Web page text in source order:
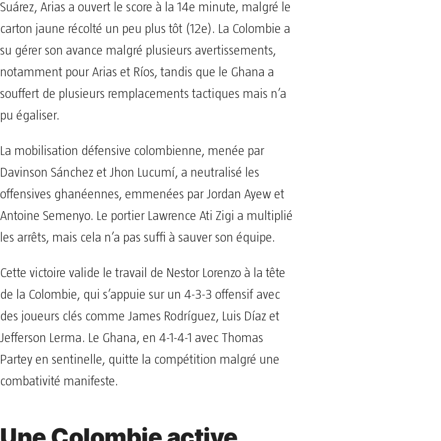
Suárez, Arias a ouvert le score à la 14e minute, malgré le
carton jaune récolté un peu plus tôt (12e). La Colombie a
su gérer son avance malgré plusieurs avertissements,
notamment pour Arias et Ríos, tandis que le Ghana a
souffert de plusieurs remplacements tactiques mais n’a
pu égaliser.
La mobilisation défensive colombienne, menée par
Davinson Sánchez et Jhon Lucumí, a neutralisé les
offensives ghanéennes, emmenées par Jordan Ayew et
Antoine Semenyo. Le portier Lawrence Ati Zigi a multiplié
les arrêts, mais cela n’a pas suffi à sauver son équipe.
Cette victoire valide le travail de Nestor Lorenzo à la tête
de la Colombie, qui s’appuie sur un 4-3-3 offensif avec
des joueurs clés comme James Rodríguez, Luis Díaz et
Jefferson Lerma. Le Ghana, en 4-1-4-1 avec Thomas
Partey en sentinelle, quitte la compétition malgré une
combativité manifeste.